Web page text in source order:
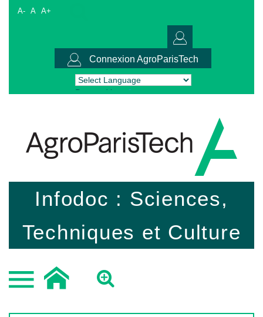
A- A A+
Connexion AgroParisTech
Powered by Translate
Infodoc : Sciences,
Techniques et Culture